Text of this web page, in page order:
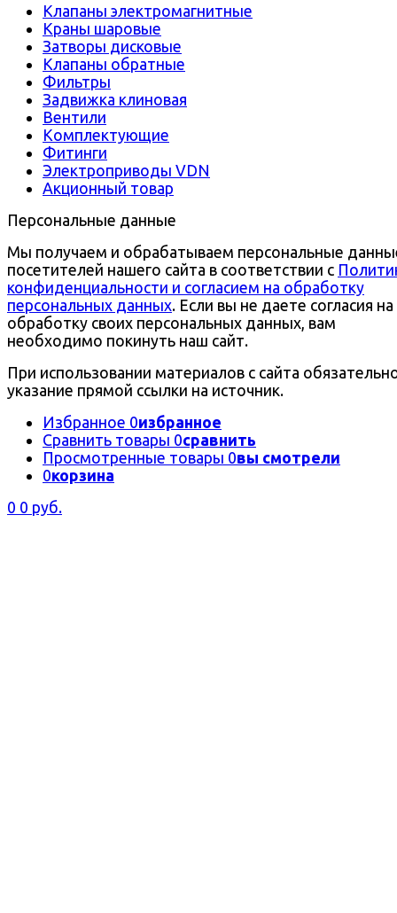
Клапаны электромагнитные
Краны шаровые
Затворы дисковые
Клапаны обратные
Фильтры
Задвижка клиновая
Вентили
Комплектующие
Фитинги
Электроприводы VDN
Акционный товар
Персональные данные
Мы получаем и обрабатываем персональные
посетителей нашего сайта в соответствии с
конфиденциальности и согласием на обработку
персональных данных. Если вы не даете согласия на
обработку своих персональных данных, вам
необходимо покинуть наш сайт.
При использовании материалов с сайта
указание прямой ссылки на источник.
Избранное 0избранное
Сравнить товары 0сравнить
Просмотренные товары 0вы смотрели
0корзина
0 0 руб.